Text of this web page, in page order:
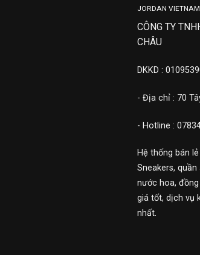
JORDAN VIETNAM
CÔNG TY
CHÂU
DKKD :
- Địa chỉ : 70
- Hotline :
Hệ thống bán
Sneakers,
nước hoa,
giá tốt, dịch vụ
nhất.